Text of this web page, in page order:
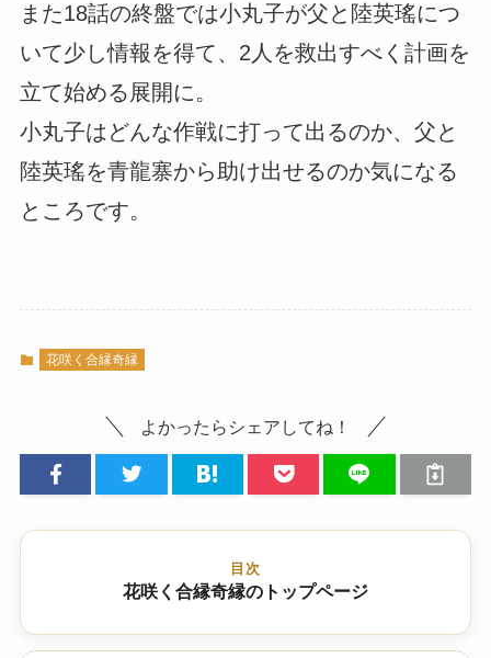
また18話の終盤では小丸子が父と陸英瑤につ
いて少し情報を得て、2人を救出すべく計画を
立て始める展開に。
小丸子はどんな作戦に打って出るのか、父と
陸英瑤を青龍寨から助け出せるのか気になる
ところです。
花咲く合縁奇縁
よかったらシェアしてね！
目次
花咲く合縁奇縁のトップページ